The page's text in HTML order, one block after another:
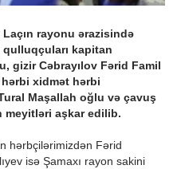
rayonu ərazisində
kapitan
gizir Cəbrayılov Fərid Famil
xidmət hərbi
Maşallah oğlu və çavuş
meyitləri aşkar edilib.
hərbçilərimizdən Fərid
isə Şamaxı rayon sakini